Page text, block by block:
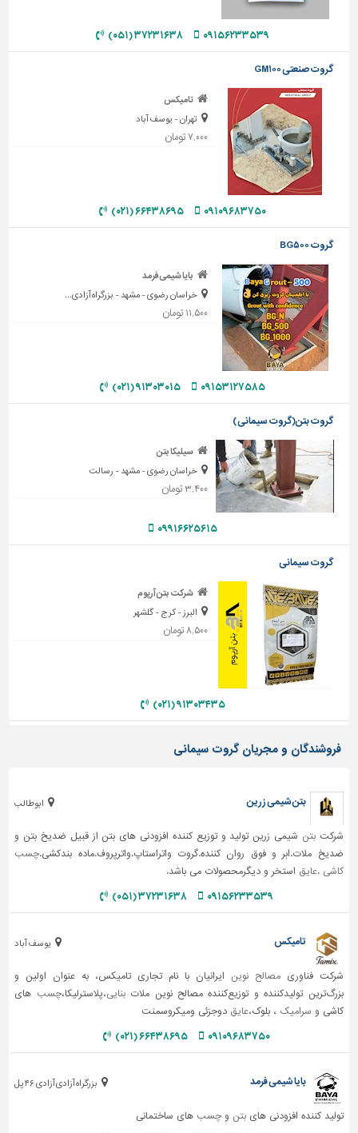
دیوارپوش،
کفپوش
سنگ
سرویس
بهداشتی
ابزار،یراق
و
ماشین
آلات
برقی،روشنایی،ایمنی
محوطه
و
نما
ساخت
و
ساز
ساختمان
شهرسازی،
ترافیک
سازه
سایر
۰۹۱۵۶۲۳۳۵۳۹ ۳۷۲۳۱۶۳۸ (۰۵۱)
گروت صنعتی GM۱۰۰
تامیکس
تهران - یوسف آباد
۷,۰۰۰ تومان
۰۹۱۰۹۶۸۳۷۵۰ ۶۶۴۳۸۶۹۵ (۰۲۱)
گروت BG۵۰۰
بایا شیمی فرمد
خراسان رضوی - مشهد - بزرگراه آزادی...
۱۱,۵۰۰ تومان
۰۹۱۵۳۱۲۷۵۸۵ ۹۱۳۰۳۰۱۵ (۰۲۱)
گروت بتن(گروت سیمانی)
سیلیکا بتن
خراسان رضوی - مشهد - رسالت
۳,۴۰۰ تومان
۰۹۹۱۶۶۲۵۶۱۵
گروت سیمانی
شرکت بتن آرپوم
البرز - کرج - گلشهر
۸,۵۰۰ تومان
۹۱۳۰۳۴۳۵ (۰۲۱)
فروشندگان و مجریان گروت سیمانی
ابوطالب بتن شیمی زرین
شرکتبتن شیمی زرین تولید و توزیع کننده افزودنی های بتن از قبیل ضدیخ بتن و
ضدیخ ملات.ابر و فوق روان کننده.گروت واتراستاپ.واترپروف.ماده بندکشی.چسب
کاشی .عایق استخر و دیگرمحصولات می باشد.
۰۹۱۵۶۲۳۳۵۳۹ ۳۷۲۳۱۶۳۸ (۰۵۱)
یوسف آباد تامیکس
شرکت فناوریمصالح نوین ایرانیان با نام تجاری تامیکس، به عنوان اولین و
بزرگ‌ترین تولیدکننده و توزیع‌کننده مصالح نوین ملاتبنایی،پلاسترلیکا،چسب های
کاشی و سرامیک ، بلوک،عایق دوجزئی ومیکروسمنت
۰۹۱۰۹۶۸۳۷۵۰ ۶۶۴۳۸۶۹۵ (۰۲۱)
بزرگراه آزادی آزادی ۴۶ پل بایا شیمی فرمد
تولید کننده افزودنی هایبتن وچسب های ساختمانی